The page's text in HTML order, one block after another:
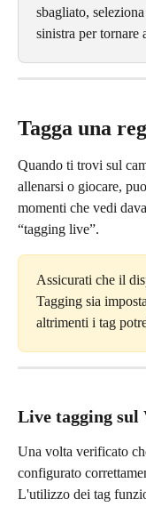
sbagliato,
sinistra per tornare
Tagga una
Quando ti trovi sul
allenarsi o giocare,
momenti che vedi
“tagging live”.
Assicurati che il
Tagging sia
altrimenti i tag
Live tagging sul
Una volta verificato
configurato
L'utilizzo dei tag